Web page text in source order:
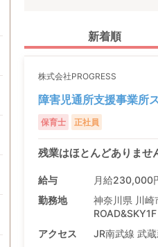
新着順
株式会社PROGRESS
障害児通所支援事業所
保育士 正社員
残業はほとんどありませ
給与
月給230,000
勤務地
神奈川県 川
ROAD&SKY1F
アクセス
JR南武線 武